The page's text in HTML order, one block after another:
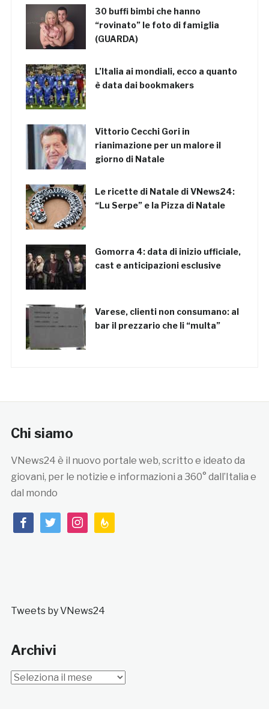
30 buffi bimbi che hanno
“rovinato” le foto di famiglia
(GUARDA)
L’Italia ai mondiali, ecco a quanto
è data dai bookmakers
Vittorio Cecchi Gori in
rianimazione per un malore il
giorno di Natale
Le ricette di Natale di VNews24:
“Lu Serpe” e la Pizza di Natale
Gomorra 4: data di inizio ufficiale,
cast e anticipazioni esclusive
Varese, clienti non consumano: al
bar il prezzario che li “multa”
Chi siamo
VNews24 è il nuovo portale web, scritto e ideato da
giovani, per le notizie e informazioni a 360° dall’Italia e
dal mondo
facebooktwitterinstagramfeedburner
Tweets by VNews24
Archivi
Archivi